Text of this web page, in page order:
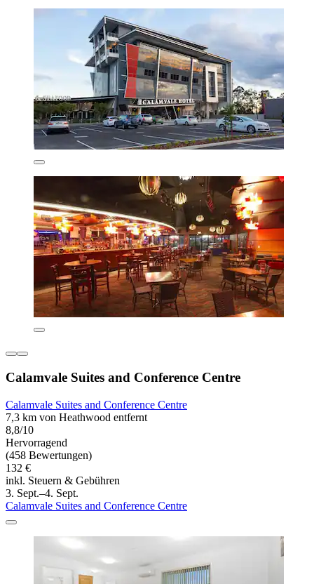
Calamvale Suites and Conference Centre
Calamvale Suites and Conference Centre
7,3 km von Heathwood entfernt
8,8/10
Hervorragend
(458 Bewertungen)
132 €
inkl. Steuern & Gebühren
3. Sept.–4. Sept.
Calamvale Suites and Conference Centre